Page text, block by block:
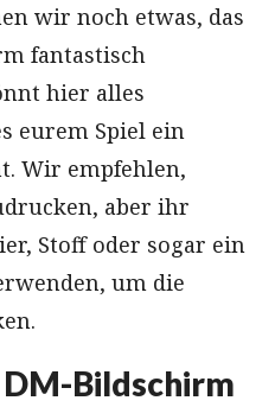
wir noch etwas, das
fantastisch
hier alles
eurem Spiel ein
Wir empfehlen,
aber ihr
Stoff oder sogar ein
um die
Bildschirm